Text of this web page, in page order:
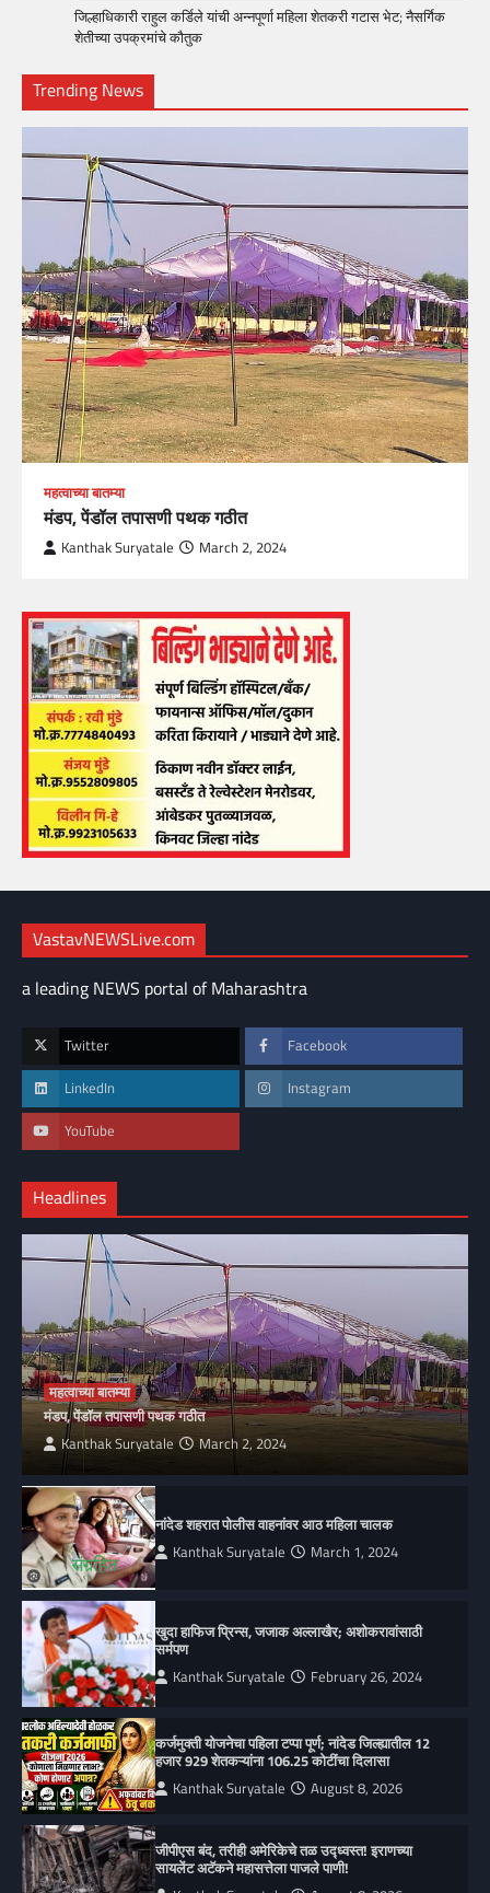
जिल्हाधिकारी राहुल कर्डिले यांची अन्नपूर्णा महिला शेतकरी गटास भेट; नैसर्गिक
शेतीच्या उपक्रमांचे कौतुक
Trending News
महत्वाच्या बातम्या
मंडप, पेंडॉल तपासणी पथक गठीत
Kanthak Suryatale March 2, 2024
VastavNEWSLive.com
a leading NEWS portal of Maharashtra
Twitter Facebook
LinkedIn Instagram
YouTube
Headlines
महत्वाच्या बातम्या
मंडप, पेंडॉल तपासणी पथक गठीत
Kanthak Suryatale March 2, 2024
नांदेड शहरात पोलीस वाहनांवर आठ महिला चालक
Kanthak Suryatale March 1, 2024
खुदा हाफिज प्रिन्स, जजाक अल्लाखैर; अशोकरावांसाठी
सर्मपण
Kanthak Suryatale February 26, 2024
कर्जमुक्ती योजनेचा पहिला टप्पा पूर्ण; नांदेड जिल्ह्यातील 12
हजार 929 शेतकऱ्यांना 106.25 कोटींचा दिलासा
Kanthak Suryatale August 8, 2026
जीपीएस बंद, तरीही अमेरिकेचे तळ उद्ध्वस्त! इराणच्या
सायलेंट अटॅकने महासत्तेला पाजले पाणी!